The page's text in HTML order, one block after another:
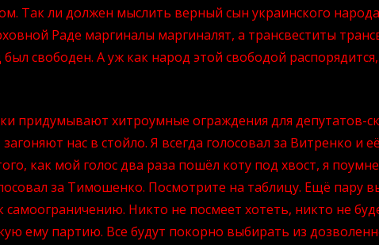
Так ли должен мыслить верный сын украинского
Раде маргиналы маргиналят, а трансвеститы
свободен. А уж как народ этой свободой распорядится,
придумывают хитроумные ограждения для депутатов-
нас в стойло. Я всегда голосовал за Витренко и её
как мой голос два раза пошёл коту под хвост, я
за Тимошенко. Посмотрите на таблицу. Ещё пару
самоограничению. Никто не посмеет хотеть, никто не
ему партию. Все будут покорно выбирать из